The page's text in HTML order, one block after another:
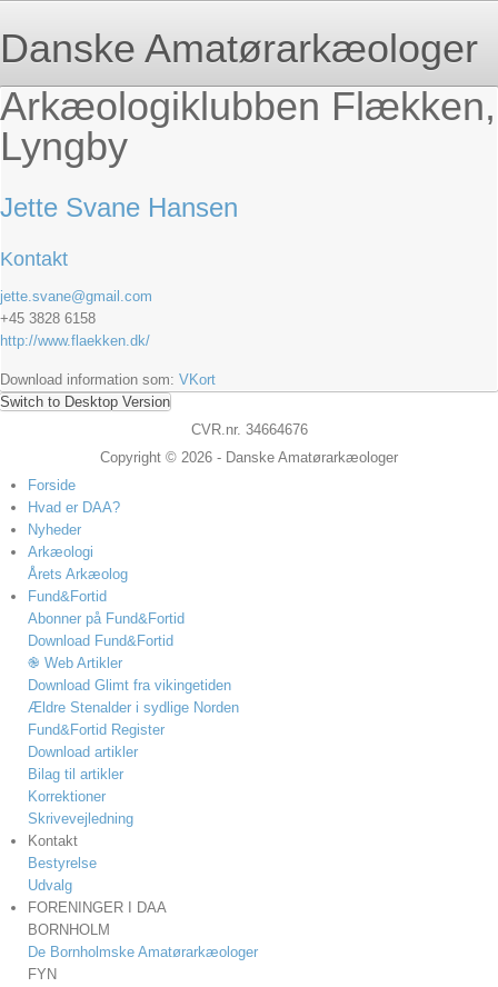
Danske Amatørarkæologer
Arkæologiklubben Flækken,
Lyngby
Jette Svane Hansen
Kontakt
jette.svane@gmail.com
+45 3828 6158
http://www.flaekken.dk/
Download information som: VKort
Switch to Desktop Version
CVR.nr. 34664676
Copyright © 2026 - Danske Amatørarkæologer
Forside
Hvad er DAA?
Nyheder
Arkæologi
Årets Arkæolog
Fund&Fortid
Abonner på Fund&Fortid
Download Fund&Fortid
֎ Web Artikler
Download Glimt fra vikingetiden
Ældre Stenalder i sydlige Norden
Fund&Fortid Register
Download artikler
Bilag til artikler
Korrektioner
Skrivevejledning
Kontakt
Bestyrelse
Udvalg
FORENINGER I DAA
BORNHOLM
De Bornholmske Amatørarkæologer
FYN